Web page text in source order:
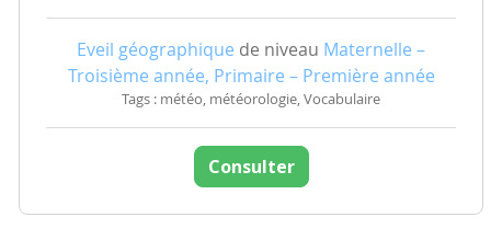
Eveil géographique de niveau Maternelle –
Troisième année, Primaire – Première année
Tags : météo, météorologie, Vocabulaire
Consulter